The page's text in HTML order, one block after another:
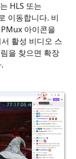
HLS 또는
이동합니다. 비
아이콘을
활성 비디오 스
을 찾으면 확장